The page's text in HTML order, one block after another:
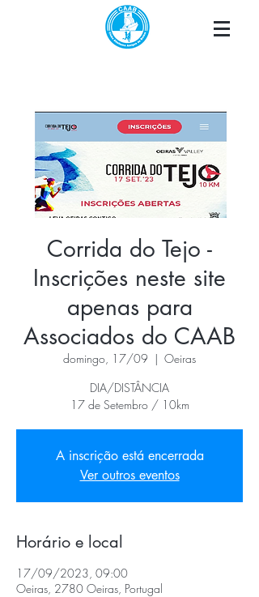
Corrida do Tejo -
Inscrições neste site
apenas para
Associados do CAAB
domingo, 17/09
  |
Oeiras
DIA/DISTÂNCIA
17 de Setembro / 10km
A inscrição está encerrada
Ver outros eventos
Horário e local
17/09/2023, 09:00
Oeiras, 2780 Oeiras, Portugal